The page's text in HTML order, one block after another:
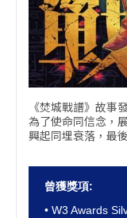
《焚城戰譜》故事
為了使命同信念，
興起同埋衰落，最
曾獲獎項:
• W3 Awards